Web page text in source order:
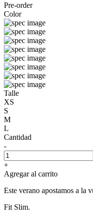
Pre-order
Color
Talle
XS
S
M
L
Cantidad
-
+
Agregar al carrito
Este verano apostamos a la
Fit Slim.